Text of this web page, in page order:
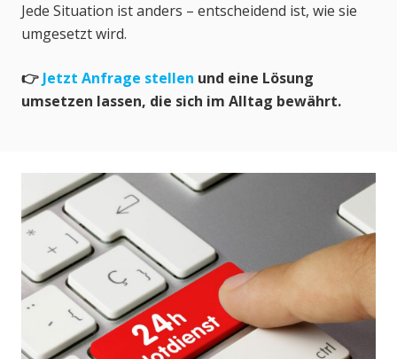
Jede Situation ist anders – entscheidend ist, wie sie
umgesetzt wird.
👉Jetzt Anfrage stellen und eine Lösung
umsetzen lassen, die sich im Alltag bewährt.